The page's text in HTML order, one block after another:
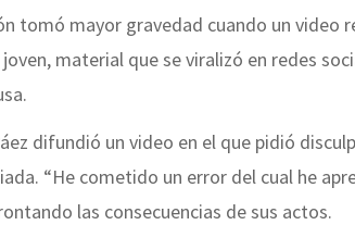
tomó mayor gravedad cuando un video
material que se viralizó en redes
difundió un video en el que pidió
“He cometido un error del cual he
las consecuencias de sus actos.